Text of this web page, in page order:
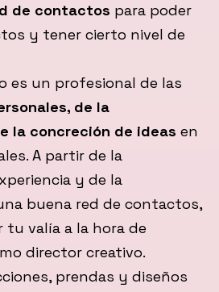
de contactos para poder
y tener cierto nivel de
es un profesional de las
de la
la concreción de ideas en
A partir de la
y de la
buena red de contactos,
valía a la hora de
director creativo.
prendas y diseños